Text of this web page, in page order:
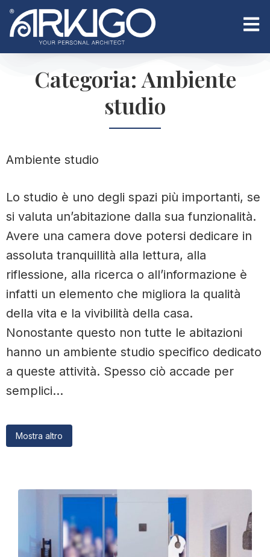
Categoria: Ambiente
studio
Ambiente studio
Lo studio è uno degli spazi più importanti, se
si valuta un’abitazione dalla sua funzionalità.
Avere una camera dove potersi dedicare in
assoluta tranquillità alla lettura, alla
riflessione, alla ricerca o all’informazione è
infatti un elemento che migliora la qualità
della vita e la vivibilità della casa.
Nonostante questo non tutte le abitazioni
hanno un ambiente studio specifico dedicato
a queste attività. Spesso ciò accade per
semplici...
Mostra altro